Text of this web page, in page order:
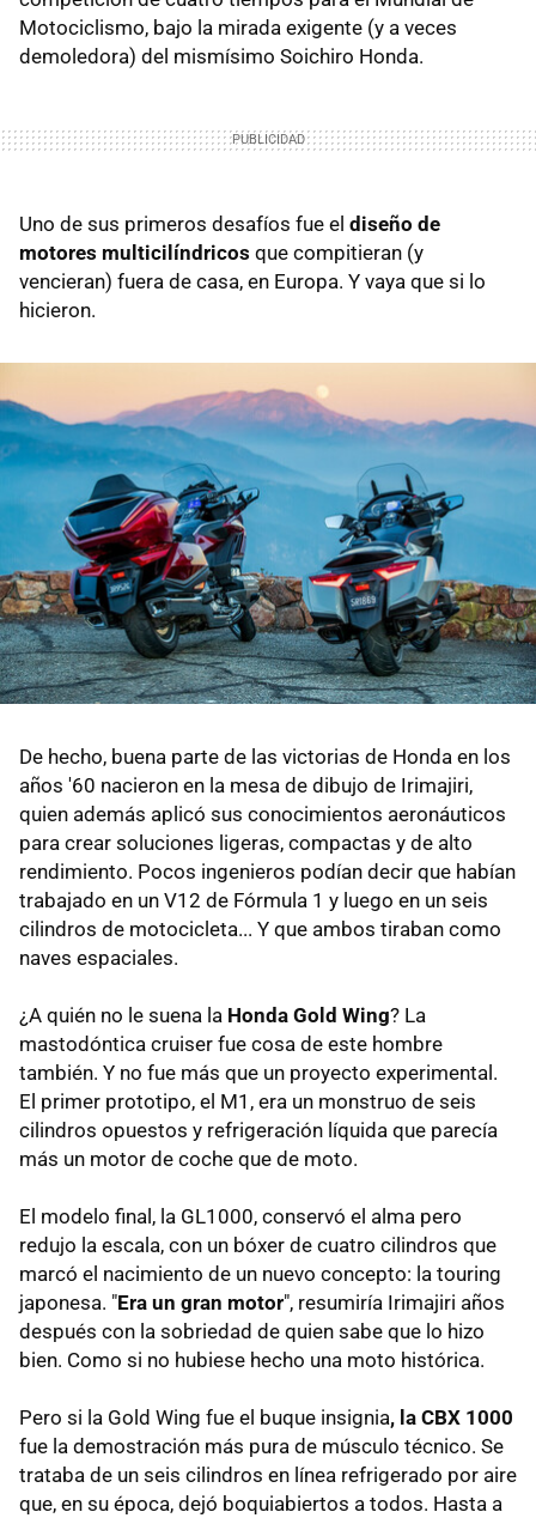
Motociclismo, bajo la mirada exigente (y a veces
demoledora) del mismísimo Soichiro Honda.
Uno de sus primeros desafíos fue el diseño de
motores multicilíndricos que compitieran (y
vencieran) fuera de casa, en Europa. Y vaya que si lo
hicieron.
De hecho, buena parte de las victorias de Honda en los
años '60 nacieron en la mesa de dibujo de Irimajiri,
quien además aplicó sus conocimientos aeronáuticos
para crear soluciones ligeras, compactas y de alto
rendimiento. Pocos ingenieros podían decir que habían
trabajado en un V12 de Fórmula 1 y luego en un seis
cilindros de motocicleta... Y que ambos tiraban como
naves espaciales.
¿A quién no le suena la Honda Gold Wing? La
mastodóntica cruiser fue cosa de este hombre
también. Y no fue más que un proyecto experimental.
El primer prototipo, el M1, era un monstruo de seis
cilindros opuestos y refrigeración líquida que parecía
más un motor de coche que de moto.
El modelo final, la GL1000, conservó el alma pero
redujo la escala, con un bóxer de cuatro cilindros que
marcó el nacimiento de un nuevo concepto: la touring
japonesa. "Era un gran motor", resumiría Irimajiri años
después con la sobriedad de quien sabe que lo hizo
bien. Como si no hubiese hecho una moto histórica.
Pero si la Gold Wing fue el buque insignia, la CBX 1000
fue la demostración más pura de músculo técnico. Se
trataba de un seis cilindros en línea refrigerado por aire
que, en su época, dejó boquiabiertos a todos. Hasta a